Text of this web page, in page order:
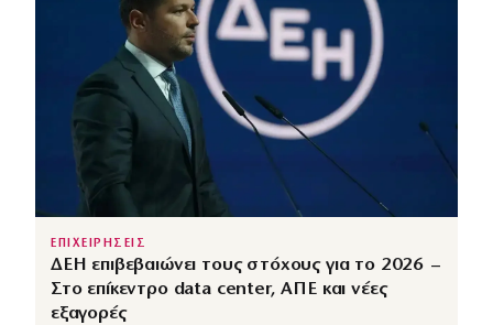
ΕΠΙΧΕΙΡΗΣΕΙΣ
ΔΕΗ επιβεβαιώνει τους στόχους για το 2026 –
Στο επίκεντρο data center, ΑΠΕ και νέες
εξαγορές